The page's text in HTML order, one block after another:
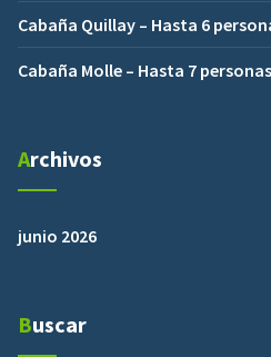
Cabaña Quillay – Hasta 6
Cabaña Molle – Hasta 7 personas
Archivos
junio 2026
Buscar